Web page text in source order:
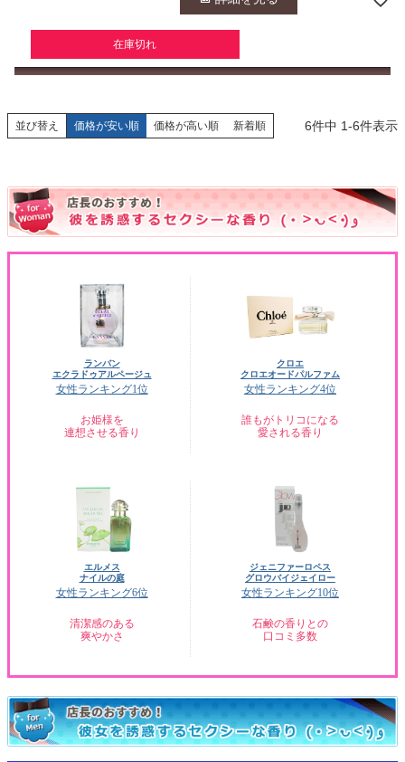
在庫切れ
並び替え 価格が安い順 価格が高い順 新着順 6件中 1-6件表示
ランバン
エクラドゥアルページュ
女性ランキング1位
お姫様を
連想させる香り
クロエ
クロエオードパルファム
女性ランキング4位
誰もがトリコになる
愛される香り
エルメス
ナイルの庭
女性ランキング6位
清潔感のある
爽やかさ
ジェニファーロペス
グロウバイジェイロー
女性ランキング10位
石鹸の香りとの
口コミ多数